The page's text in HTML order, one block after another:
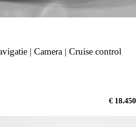
| Camera | Cruise control
€ 18.450